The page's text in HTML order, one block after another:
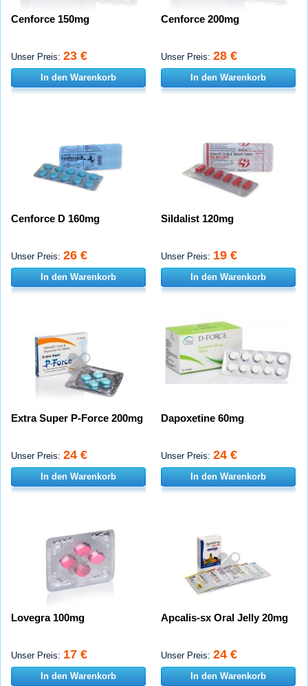
Cenforce 150mg
Unser Preis: 23 €
In den Warenkorb
Cenforce 200mg
Unser Preis: 28 €
In den Warenkorb
Cenforce D 160mg
Unser Preis: 26 €
In den Warenkorb
Sildalist 120mg
Unser Preis: 19 €
In den Warenkorb
Extra Super P-Force 200mg
Unser Preis: 24 €
In den Warenkorb
Dapoxetine 60mg
Unser Preis: 24 €
In den Warenkorb
Lovegra 100mg
Unser Preis: 17 €
In den Warenkorb
Apcalis-sx Oral Jelly 20mg
Unser Preis: 24 €
In den Warenkorb